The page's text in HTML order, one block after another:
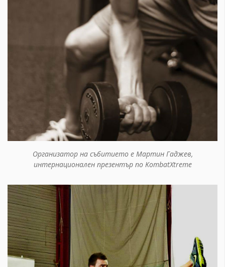
Организатор на събитието е Мартин Гаджев,
интернационален презентър по KombatXtreme